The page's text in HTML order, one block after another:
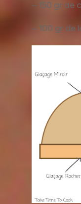
– 150 gr de
– 100 gr de